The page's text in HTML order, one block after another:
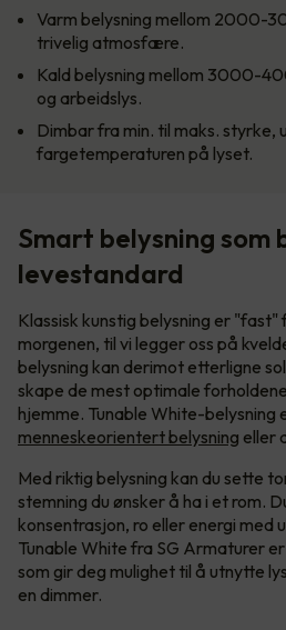
Varm belysning mellom 2000-
trivelig atmosfære.
Kald belysning mellom 3000-
og arbeidslys.
Dimbar fra min. til maks. styrke,
fargetemperaturen på lyset.
Smart belysning
levestandard
Klassisk kunstig belysning er "fast"
morgenen, til vi legger oss på
belysning kan derimot etterligne
skape de mest optimale
hjemme. Tunable White-belysning
menneskeorientert belysning eller
Med riktig belysning kan du sette
stemning du ønsker å ha i et rom.
konsentrasjon, ro eller energi med
Tunable White fra SG Armaturer
som gir deg mulighet til å utnytte
en dimmer.